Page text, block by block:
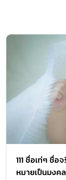
111 ชื่อเท่ๆ ชื่
หมายเป็นมงคล